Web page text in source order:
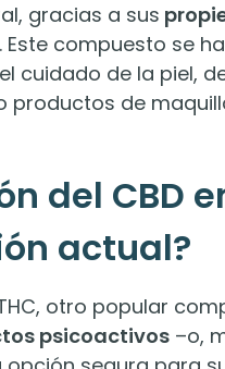
gracias a sus
. Este compuesto se
cuidado de la piel,
productos de
del CBD
actual?
otro popular
psicoactivos –o,